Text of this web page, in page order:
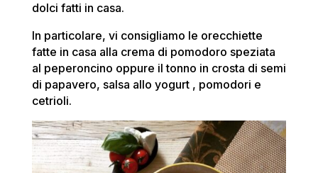
dolci fatti in casa.
In particolare, vi consigliamo le orecchiette
fatte in casa alla crema di pomodoro speziata
al peperoncino oppure il tonno in crosta di semi
di papavero, salsa allo yogurt , pomodori e
cetrioli.